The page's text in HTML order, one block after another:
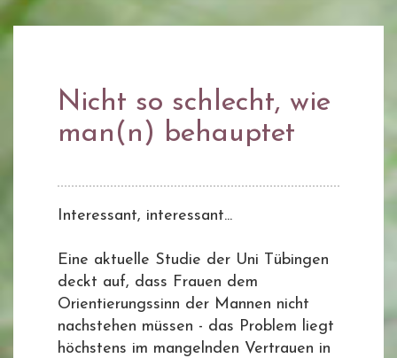
Nicht so schlecht, wie
man(n) behauptet
Interessant, interessant...
Eine aktuelle Studie der Uni Tübingen
deckt auf, dass Frauen dem
Orientierungssinn der Mannen nicht
nachstehen müssen - das Problem liegt
höchstens im mangelnden Vertrauen in